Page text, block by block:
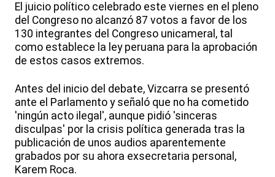
El juicio político celebrado este viernes en el pleno
del Congreso no alcanzó 87 votos a favor de los
130 integrantes del Congreso unicameral, tal
como establece la ley peruana para la aprobación
de estos casos extremos.
Antes del inicio del debate, Vizcarra se presentó
ante el Parlamento y señaló que no ha cometido
'ningún acto ilegal', aunque pidió 'sinceras
disculpas' por la crisis política generada tras la
publicación de unos audios aparentemente
grabados por su ahora exsecretaria personal,
Karem Roca.